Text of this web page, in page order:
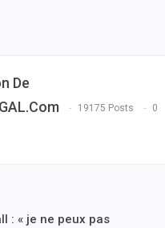
De
19175 Posts 0
: « je ne peux pas